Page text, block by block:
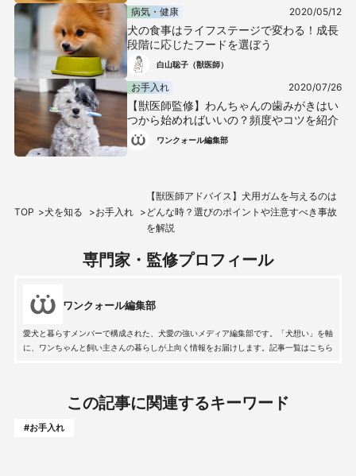
病気・健康 2020/05/12
犬の食事はライフステージで変わる！成長
段階に応じたフードを選ぼう
白山聡子（獣医師）
お手入れ 2020/07/26
【獣医師監修】わんちゃんの歯みがきはい
つから始めればいいの？頻度やコツを紹介
ワンクォール編集部
TOP 犬を知る お手入れ
【獣医師アドバイス】犬用ガムを与えるのは
どんな時？選びのポイントや注意すべき事故
を解説
専門家・監修プロフィール
ワンクォール編集部
愛犬と暮らすメンバーで構成された、犬愛の強いメディア編集部です。「犬想い」を軸
に、ワンちゃんと飼い主さんの暮らしが上向く情報をお届けします。記事一覧はこちら
この記事に関連するキーワード
#お手入れ